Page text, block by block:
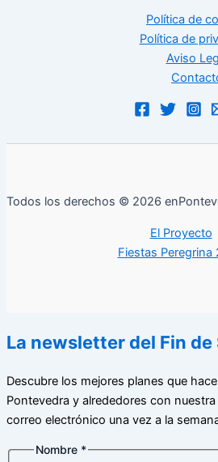
Política de
Política de
Aviso
Todos los derechos © 2026
El Proyecto
Fiestas Peregrina
La newsletter del Fin de
Descubre los mejores planes que
Pontevedra y alrededores con
correo electrónico una vez a la
CorreoNombre *